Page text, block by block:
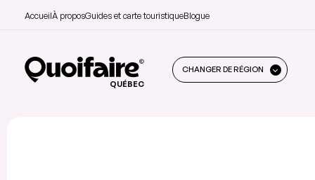
AccueilÀ proposGuides et carte touristiqueBlogue
QUÉBEC
CHANGER DE RÉGION